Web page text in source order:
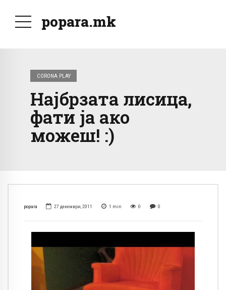
popara.mk
CORONA PLAY
Најбрзата лисица,
фати ја ако
можеш! :)
popara 27 декември, 2011 1 min 0 0